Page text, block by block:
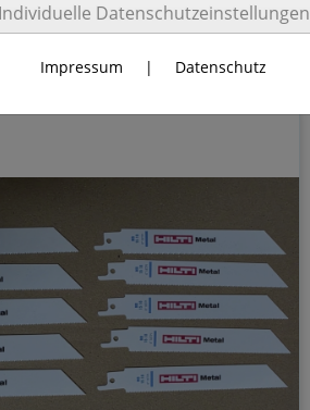
Individuelle Datenschutzeinstellungen
Impressum | Datenschutz